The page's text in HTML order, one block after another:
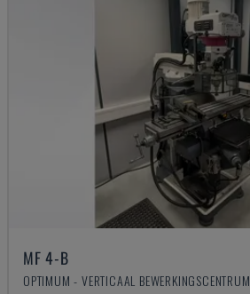
MF 4-B
OPTIMUM - VERTICAAL BEWERKINGSCENTRUM